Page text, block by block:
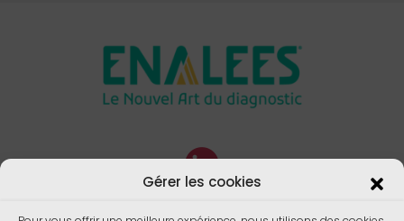
Gérer les cookies